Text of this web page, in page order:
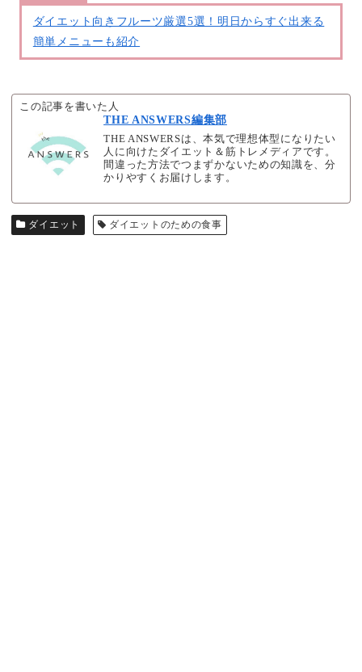
ダイエット向きフルーツ厳選5選！明日からすぐ出来る
簡単メニューも紹介
この記事を書いた人
THE ANSWERS編集部
THE ANSWERSは、本気で理想体型になりたい
人に向けたダイエット＆筋トレメディアです。
間違った方法でつまずかないための知識を、分
かりやすくお届けします。
ダイエット ダイエットのための食事